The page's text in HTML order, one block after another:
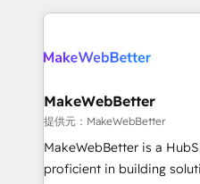
only firm in the world to
clients gain a unique
market execution. Why B2B Businesses Choose RP: -
Secure: Soc2 compliant 🛡️ - Pricing:
starting at $1,5k 💵 - Speed: Launch in 14 days
Global: 75+ RPers across five continents 🌐 - Scale:
MakeWebBetter
提供元：MakeWebBetter
MakeWebBetter is a
proficient in building